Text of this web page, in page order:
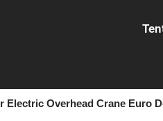
Electric Overhead Crane Euro